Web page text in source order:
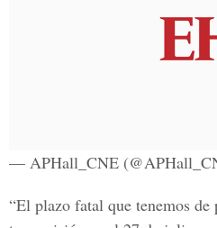
— APHall_CNE
“El plazo fatal que tenemos